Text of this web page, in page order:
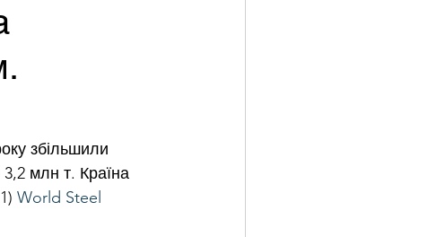
збільшили
3,2 млн т. Країна
World Steel